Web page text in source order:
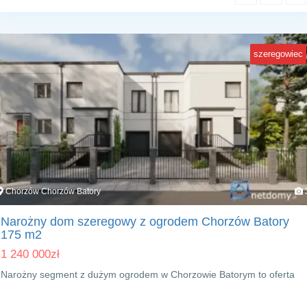
szeregowiec
Chorzów Chorzów Batory
Narożny dom szeregowy z ogrodem Chorzów Batory
175 m2
1 240 000zł
Narożny segment z dużym ogrodem w Chorzowie Batorym to oferta